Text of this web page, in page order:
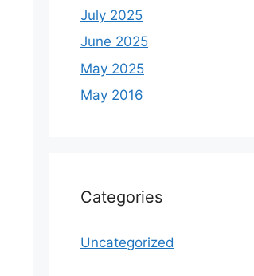
July 2025
June 2025
May 2025
May 2016
Categories
Uncategorized